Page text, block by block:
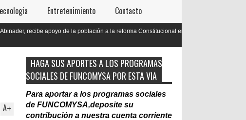
Entretenimiento Contacto
de la población a la reforma Constitucional en mas de un 90
A+
HAGA SUS APORTES A LOS PROGRAMAS
SOCIALES DE FUNCOMYSA POR ESTA VIA
Para aportar a los programas sociales
de FUNCOMYSA,deposite su
contribución a nuestra cuenta corriente